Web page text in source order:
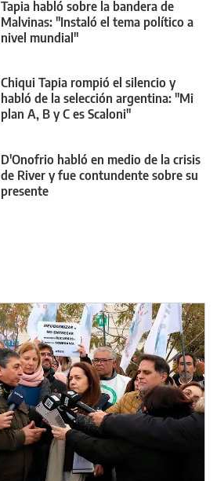
Tapia habló sobre la bandera de
Malvinas: "Instaló el tema político a
nivel mundial"
Chiqui Tapia rompió el silencio y
habló de la selección argentina: "Mi
plan A, B y C es Scaloni"
D'Onofrio habló en medio de la crisis
de River y fue contundente sobre su
presente